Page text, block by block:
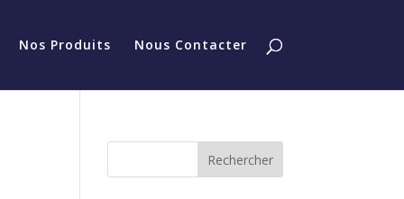
Nos Produits Nous Contacter
Rechercher